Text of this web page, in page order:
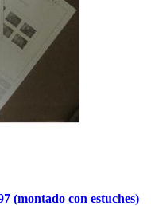
(montado con estuches)